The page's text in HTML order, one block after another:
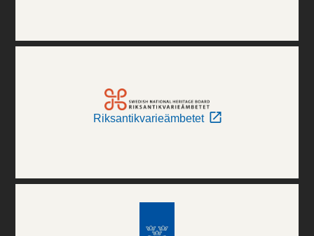
Riksantikvarieämbetet